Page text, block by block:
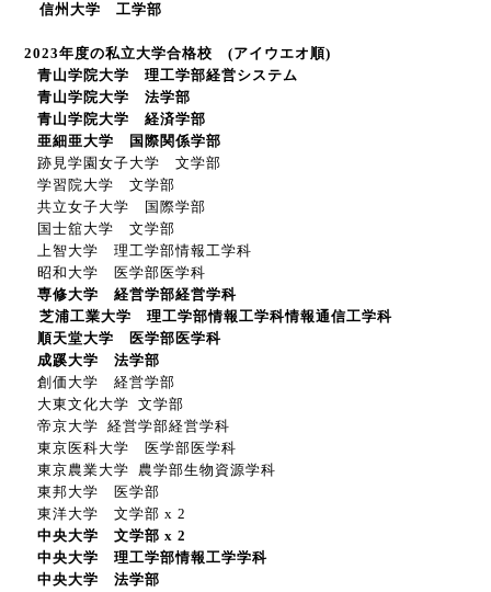
信州大学 工学部
2023年度の私立大学合格校 (アイウエオ順)
青山学院大学 理工学部経営システム
青山学院大学 法学部
青山学院大学 経済学部
亜細亜大学 国際関係学部
跡見学園女子大学 文学部
学習院大学 文学部
共立女子大学 国際学部
国士舘大学 文学部
上智大学 理工学部情報工学科
昭和大学 医学部医学科
専修大学 経営学部経営学科
芝浦工業大学 理工学部情報工学科情報通信工学科
順天堂大学 医学部医学科
成蹊大学 法学部
創価大学 経営学部
大東文化大学 文学部
帝京大学 経営学部経営学科
東京医科大学 医学部医学科
東京農業大学 農学部生物資源学科
東邦大学 医学部
東洋大学 文学部 x 2
中央大学 文学部 x 2
中央大学 理工学部情報工学学科
中央大学 法学部